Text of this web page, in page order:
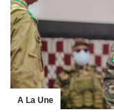
A La Une